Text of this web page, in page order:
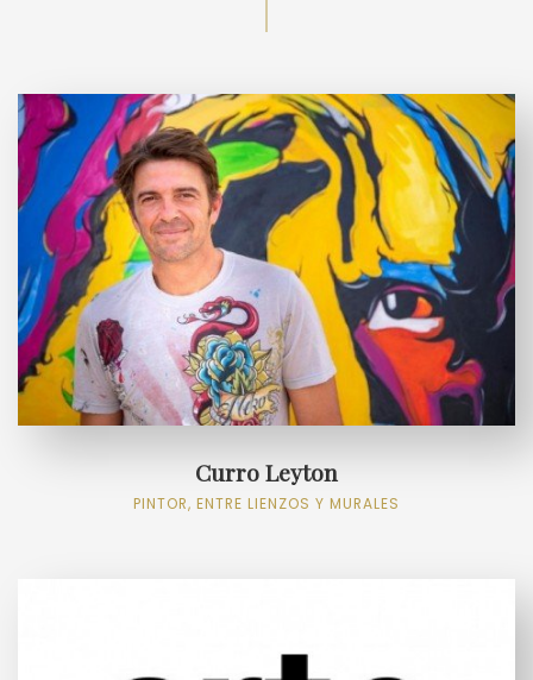
Curro Leyton
PINTOR, ENTRE LIENZOS Y MURALES